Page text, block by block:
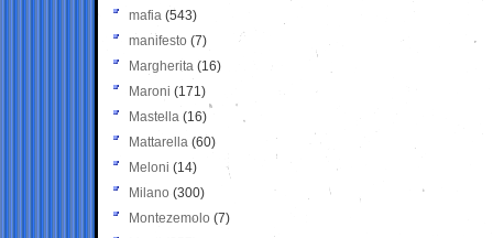
mafia (543)
manifesto (7)
Margherita (16)
Maroni (171)
Mastella (16)
Mattarella (60)
Meloni (14)
Milano (300)
Montezemolo (7)